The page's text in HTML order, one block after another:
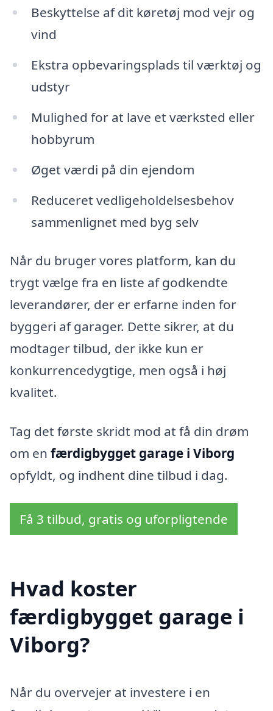
Beskyttelse af dit køretøj mod vejr og
vind
Ekstra opbevaringsplads til værktøj og
udstyr
Mulighed for at lave et værksted eller
hobbyrum
Øget værdi på din ejendom
Reduceret vedligeholdelsesbehov
sammenlignet med byg selv
Når du bruger vores platform, kan du
trygt vælge fra en liste af godkendte
leverandører, der er erfarne inden for
byggeri af garager. Dette sikrer, at du
modtager tilbud, der ikke kun er
konkurrencedygtige, men også i høj
kvalitet.
Tag det første skridt mod at få din drøm
om en færdigbygget garage i Viborg
opfyldt, og indhent dine tilbud i dag.
Få 3 tilbud, gratis og uforpligtende
Hvad koster
færdigbygget garage i
Viborg?
Når du overvejer at investere i en